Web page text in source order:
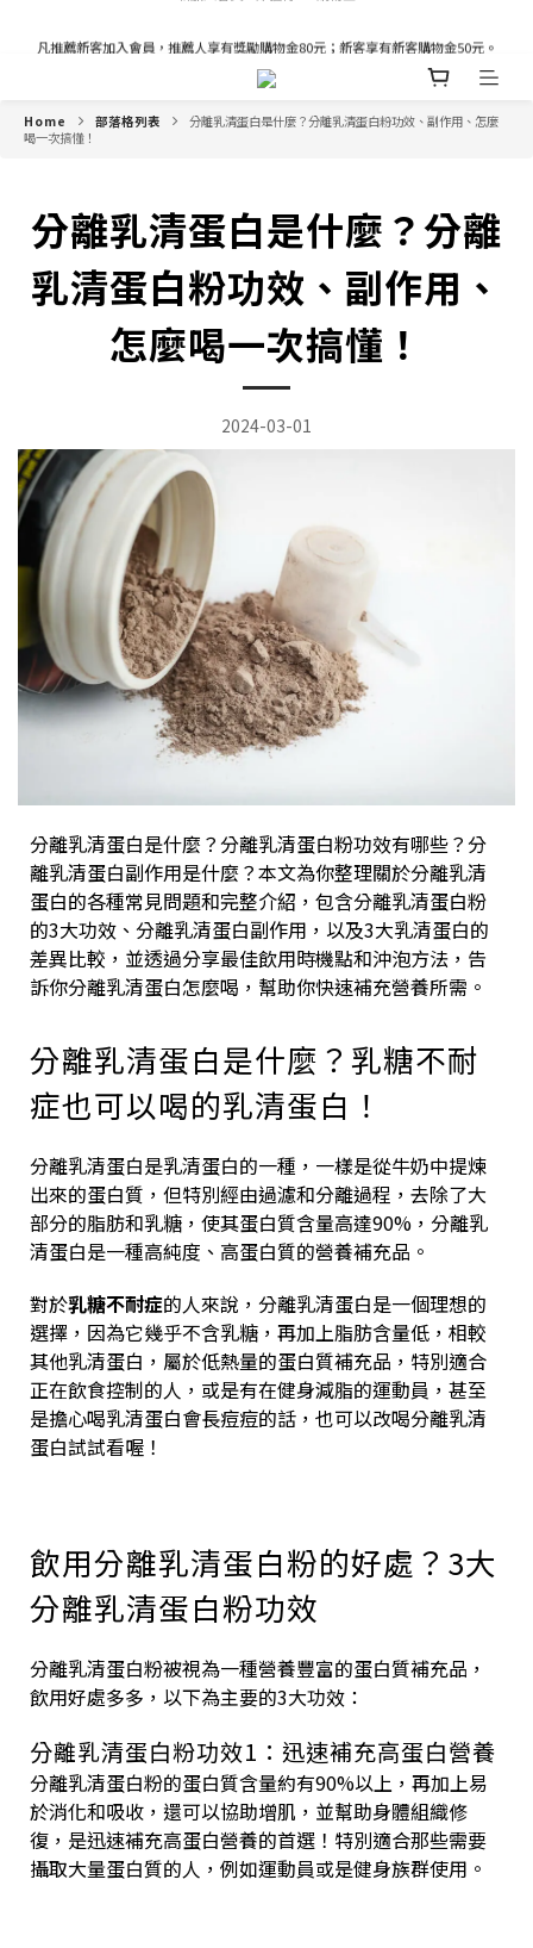
新加入會員立即獲得100購物金
凡推薦新客加入會員，推薦人享有獎勵購物金80元；新客享有新客購物金50元。
Home 部落格列表
分離乳清蛋白是什麼？分離乳清蛋白粉功效、副作用、怎麼
喝一次搞懂！
分離乳清蛋白是什麼？分離
乳清蛋白粉功效、副作用、
怎麼喝一次搞懂！
2024-03-01
分離乳清蛋白是什麼？分離乳清蛋白粉功效有哪些？分
離乳清蛋白副作用是什麼？本文為你整理關於分離乳清
蛋白的各種常見問題和完整介紹，包含分離乳清蛋白粉
的3大功效、分離乳清蛋白副作用，以及3大乳清蛋白的
差異比較，並透過分享最佳飲用時機點和沖泡方法，告
訴你分離乳清蛋白怎麼喝，幫助你快速補充營養所需。
分離乳清蛋白是什麼？乳糖不耐
症也可以喝的乳清蛋白！
分離乳清蛋白是乳清蛋白的一種，一樣是從牛奶中提煉
出來的蛋白質，但特別經由過濾和分離過程，去除了大
部分的脂肪和乳糖，使其蛋白質含量高達90%，分離乳
清蛋白是一種高純度、高蛋白質的營養補充品。
對於乳糖不耐症的人來說，分離乳清蛋白是一個理想的
選擇，因為它幾乎不含乳糖，再加上脂肪含量低，相較
其他乳清蛋白，屬於低熱量的蛋白質補充品，特別適合
正在飲食控制的人，或是有在健身減脂的運動員，甚至
是擔心喝乳清蛋白會長痘痘的話，也可以改喝分離乳清
蛋白試試看喔！
飲用分離乳清蛋白粉的好處？3大
分離乳清蛋白粉功效
分離乳清蛋白粉被視為一種營養豐富的蛋白質補充品，
飲用好處多多，以下為主要的3大功效：
分離乳清蛋白粉功效1：迅速補充高蛋白營養
分離乳清蛋白粉的蛋白質含量約有90%以上，再加上易
於消化和吸收，還可以協助增肌，並幫助身體組織修
復，是迅速補充高蛋白營養的首選！特別適合那些需要
攝取大量蛋白質的人，例如運動員或是健身族群使用。